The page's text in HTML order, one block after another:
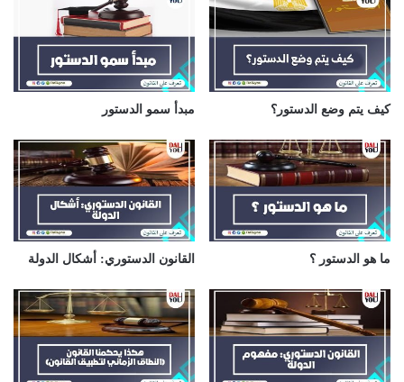
ل
إ
ك
ت
ن
ي
كيف يتم وضع الدستور؟ مبدأ سمو الدستور
ما هو الدستور ؟ القانون الدستوري: أشكال الدولة